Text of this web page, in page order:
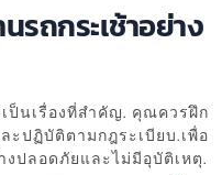
รถกระเช้าอย่าง
ป็นเรื่องที่สำคัญ. คุณควรฝึก
ปฏิบัติตามกฎระเบียบ.เพื่อ
ปลอดภัยและไม่มีอุบัติเหตุ.